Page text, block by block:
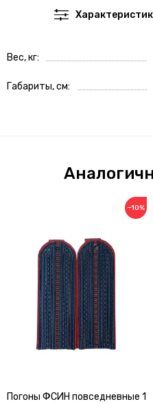
Вес, кг
Габариты, см
−10%
Погоны ФСИН повседневные 1